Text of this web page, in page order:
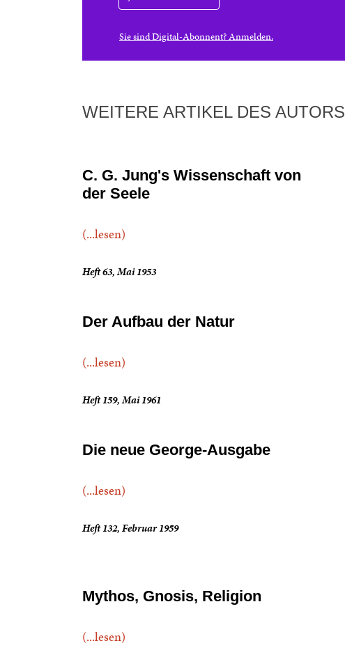
Sie sind Digital-Abonnent? Anmelden.
WEITERE ARTIKEL DES AUTORS
C. G. Jung's Wissenschaft von
der Seele
(...lesen)
Heft 63, Mai 1953
Der Aufbau der Natur
(...lesen)
Heft 159, Mai 1961
Die neue George-Ausgabe
(...lesen)
Heft 132, Februar 1959
Mythos, Gnosis, Religion
(...lesen)